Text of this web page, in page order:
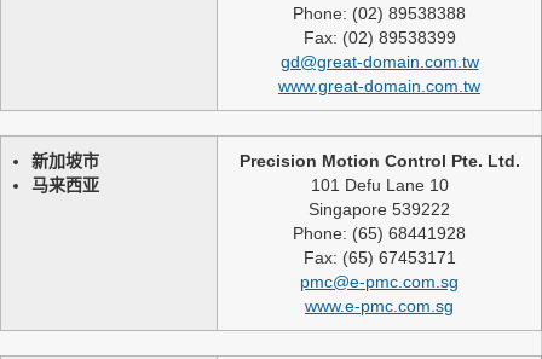
Phone: (02) 89538388
Fax: (02) 89538399
gd@great-domain.com.tw
www.great-domain.com.tw
新加坡市
马来西亚
Precision Motion Control Pte. Ltd.
101 Defu Lane 10
Singapore 539222
Phone: (65) 68441928
Fax: (65) 67453171
pmc@e-pmc.com.sg
www.e-pmc.com.sg